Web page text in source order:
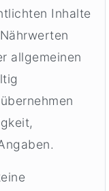
Inhalte
allgemeinen